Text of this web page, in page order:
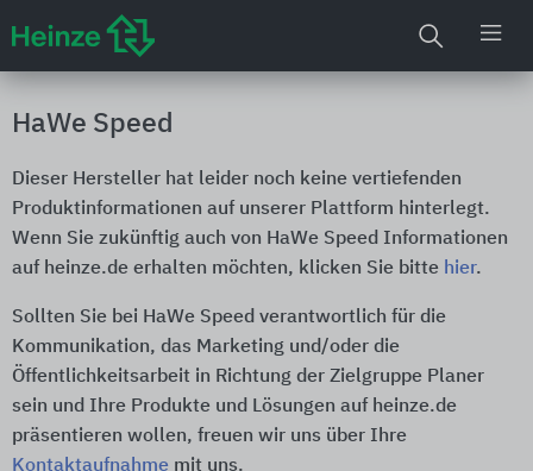
HaWe Speed
Dieser Hersteller hat leider noch keine vertiefenden
Produktinformationen auf unserer Plattform hinterlegt.
Wenn Sie zukünftig auch von HaWe Speed Informationen
auf heinze.de erhalten möchten, klicken Sie bitte hier.
Sollten Sie bei HaWe Speed verantwortlich für die
Kommunikation, das Marketing und/oder die
Öffentlichkeitsarbeit in Richtung der Zielgruppe Planer
sein und Ihre Produkte und Lösungen auf heinze.de
präsentieren wollen, freuen wir uns über Ihre
Kontaktaufnahme mit uns.